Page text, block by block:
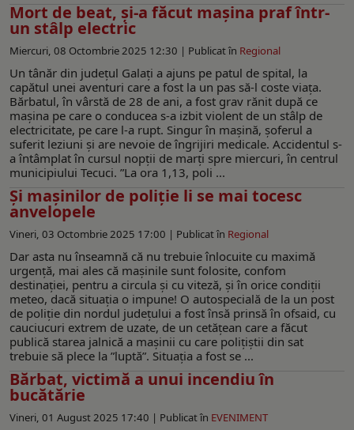
Mort de beat, și-a făcut mașina praf într-
un stâlp electric
Miercuri, 08 Octombrie 2025 12:30 | Publicat în Regional
Un tânăr din județul Galați a ajuns pe patul de spital, la
capătul unei aventuri care a fost la un pas să-l coste viața.
Bărbatul, în vârstă de 28 de ani, a fost grav rănit după ce
mașina pe care o conducea s-a izbit violent de un stâlp de
electricitate, pe care l-a rupt. Singur în mașină, șoferul a
suferit leziuni și are nevoie de îngrijiri medicale. Accidentul s-
a întâmplat în cursul nopții de marți spre miercuri, în centrul
municipiului Tecuci. ”La ora 1,13, poli ...
Și mașinilor de poliție li se mai tocesc
anvelopele
Vineri, 03 Octombrie 2025 17:00 | Publicat în Regional
Dar asta nu înseamnă că nu trebuie înlocuite cu maximă
urgență, mai ales că mașinile sunt folosite, confom
destinației, pentru a circula și cu viteză, și în orice condiții
meteo, dacă situația o impune! O autospecială de la un post
de poliție din nordul județului a fost însă prinsă în ofsaid, cu
cauciucuri extrem de uzate, de un cetățean care a făcut
publică starea jalnică a mașinii cu care polițiștii din sat
trebuie să plece la ”luptă”. Situația a fost se ...
Bărbat, victimă a unui incendiu în
bucătărie
Vineri, 01 August 2025 17:40 | Publicat în EVENIMENT